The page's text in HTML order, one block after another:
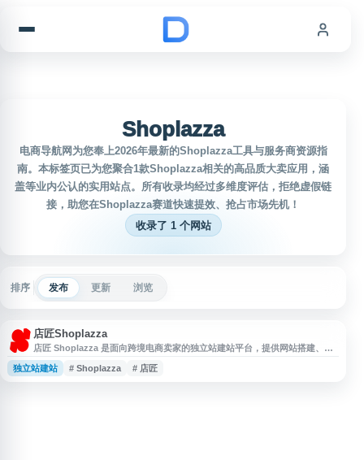
Shoplazza
电商导航网为您奉上2026年最新的Shoplazza工具与服务商资源指
南。本标签页已为您聚合1款Shoplazza相关的高品质大卖应用，涵
盖等业内公认的实用站点。所有收录均经过多维度评估，拒绝虚假链
接，助您在Shoplazza赛道快速提效、抢占市场先机！
收录了 1 个网站
排序 发布 更新 浏览
店匠Shoplazza
店匠 Shoplazza 是面向跨境电商卖家的独立站建站平台，提供网站搭建、商
品管理、支付接入、物流配置、营销推广和数据运营等一体化电商解决方案。
平台支持多语言、多货币及多种销售场景，适合品牌商家、外贸企业和跨境卖
独立站建站 # Shoplazza # 店匠